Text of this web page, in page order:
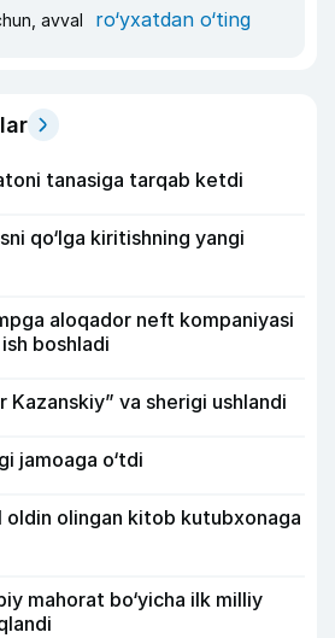
avval ro‘yxatdan o‘ting
tanasiga tarqab ketdi
qo‘lga kiritishning yangi
aloqador neft kompaniyasi
boshladi
Kazanskiy” va sherigi ushlandi
jamoaga o‘tdi
oldin olingan kitob kutubxonaga
mahorat bo‘yicha ilk milliy